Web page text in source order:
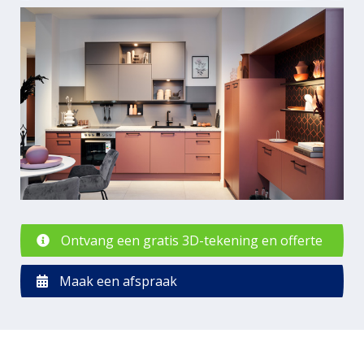
Ontvang een gratis 3D-tekening en offerte
Maak een afspraak